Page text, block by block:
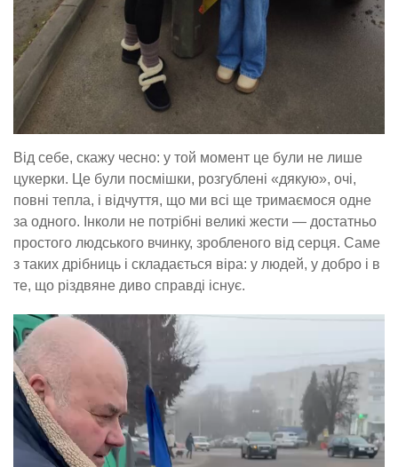
Від себе, скажу чесно: у той момент це були не лише
цукерки. Це були посмішки, розгублені «дякую», очі,
повні тепла, і відчуття, що ми всі ще тримаємося одне
за одного. Інколи не потрібні великі жести — достатньо
простого людського вчинку, зробленого від серця. Саме
з таких дрібниць і складається віра: у людей, у добро і в
те, що різдвяне диво справді існує.